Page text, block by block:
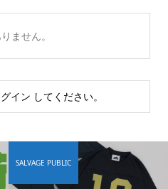
ません。
イン してください。
SALVAGE PUBLIC